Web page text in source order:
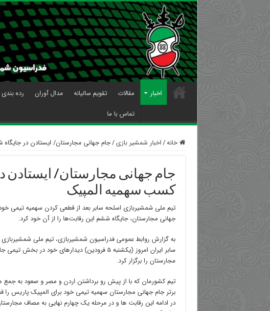
اخبار مقالات تقویم سالیانه مدال آوران رده بندی
تماس با ما
خانه/اخبار شمشیر بازی /جام جهانی مجارستان/ ایستادن در
جام جهانی مجارستان/ ایستادن
کسب سهمیه المپیک
تیم ملی شمشیربازی اسلحه سابر بعد از قطعی کردن سهمیه تیمی
جهانی مجارستان، جایگاه ششم این رقابت‌ها را از آن خود کرد.
به گزارش روابط عمومی فدراسیون شمشیربازی، تیم ملی
سابر ایران امروز (یکشنبه ۵ فرودین) دیدارهای خود در بخش
مجارستان را برگزار کرد.
تیم کشورمان که با از پیش رو برداشتن اردن و مصر و صعود به
برتر جام جهانی مجارستان سهمیه تیمی خود برای المپیک پاریس را
در ادامه این رقابت ها و در مرحله یک چهارم نهایی به مصاف